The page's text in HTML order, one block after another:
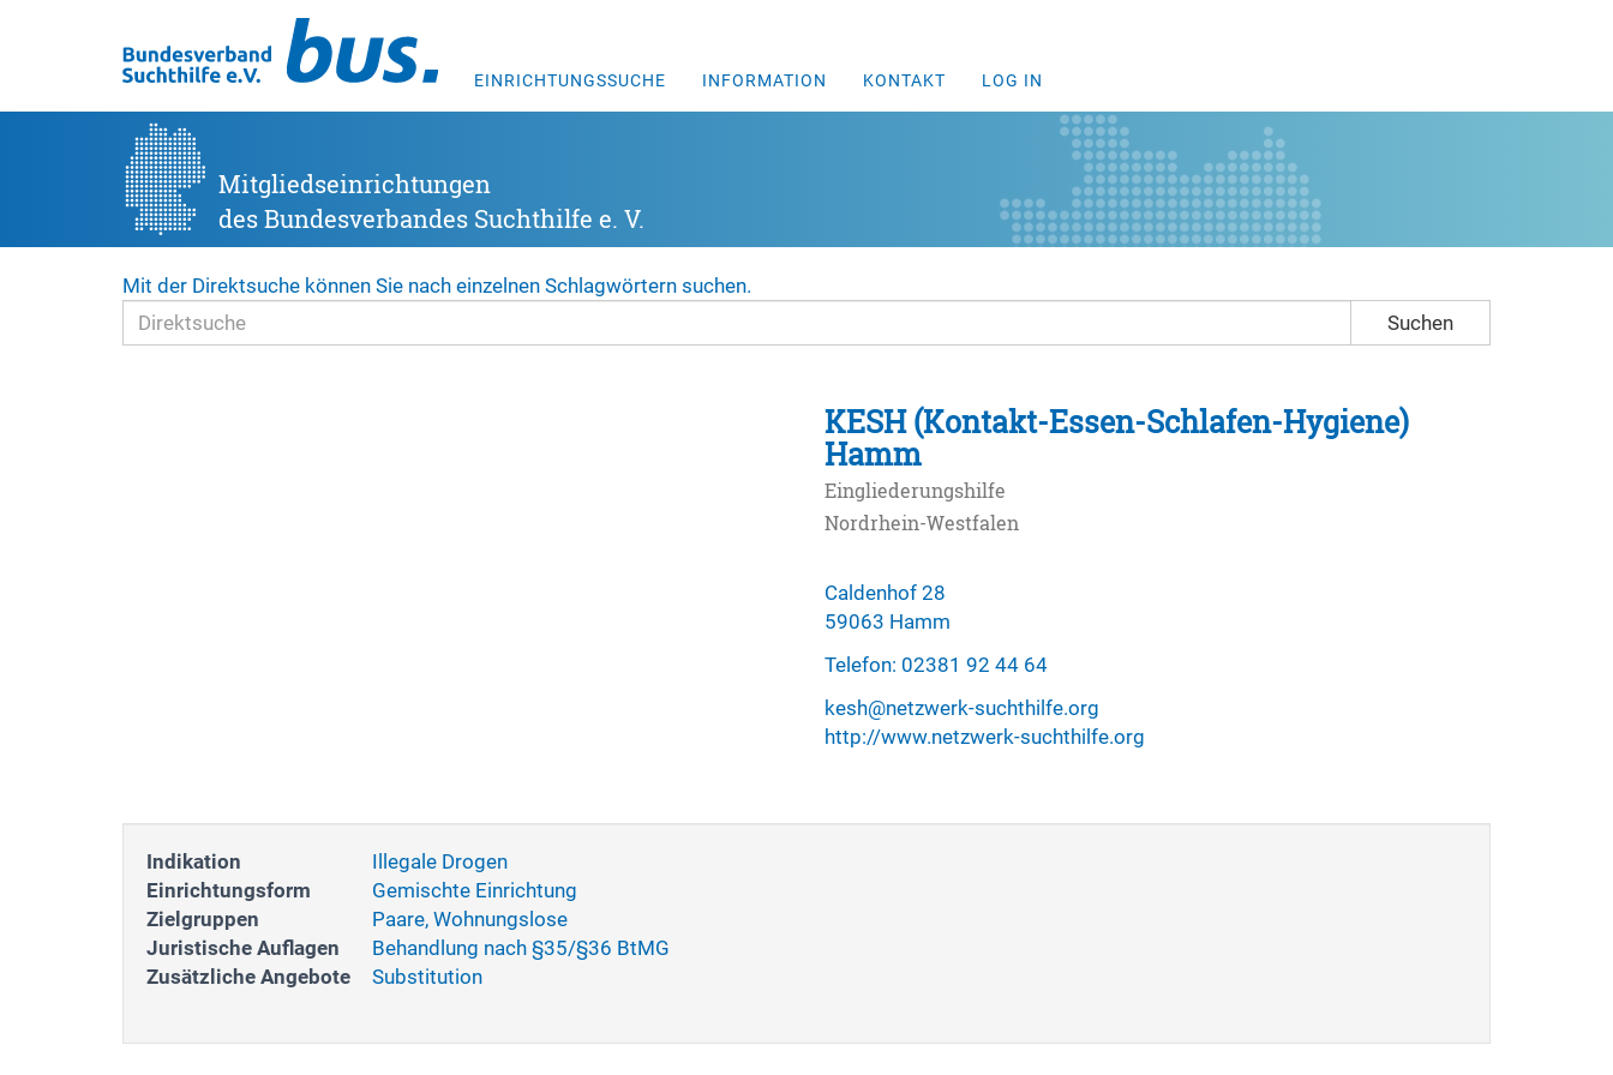
EINRICHTUNGSSUCHE INFORMATION KONTAKT LOG IN
Mitgliedseinrichtungen
des Bundesverbandes Suchthilfe e. V.
Mit der Direktsuche können Sie nach einzelnen Schlagwörtern suchen.
Suchen
KESH (Kontakt-Essen-Schlafen-Hygiene)
Hamm
Eingliederungshilfe
Nordrhein-Westfalen
Caldenhof 28
59063 Hamm
Telefon: 02381 92 44 64
kesh@netzwerk-suchthilfe.org
http://www.netzwerk-suchthilfe.org
Indikation
Illegale Drogen
Einrichtungsform
Gemischte Einrichtung
Zielgruppen
Paare, Wohnungslose
Juristische Auflagen
Behandlung nach §35/§36 BtMG
Zusätzliche Angebote
Substitution